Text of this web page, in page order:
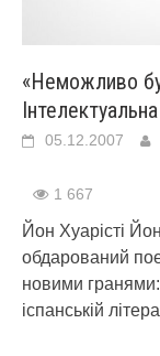
«Неможливо
05.12.2007
1 667
Йон Хуарісті
обдарований
новими гранями:
іспанській